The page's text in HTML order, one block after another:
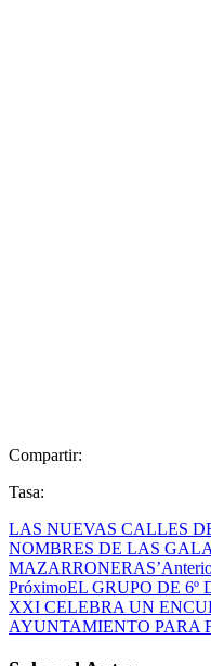
Compartir:
Tasa:
LAS NUEVAS CALLES
NOMBRES DE LAS
MAZARRONERAS’
PróximoEL GRUPO DE 6º
XXI CELEBRA UN
AYUNTAMIENTO PARA